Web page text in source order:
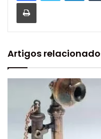
Artigos